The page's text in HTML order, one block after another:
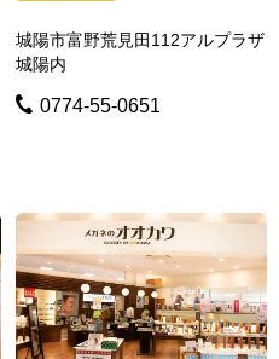
城陽市富野荒見田112アルプラザ
城陽内
0774-55-0651